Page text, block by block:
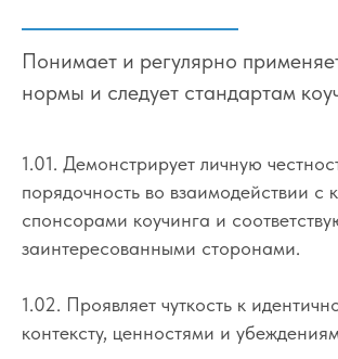
Понимает и регулярно
нормы и следует стандартам
1.01. Демонстрирует личную
порядочность во взаимодействии с
спонсорами коучинга и
заинтересованными сторонами.
1.02. Проявляет чуткость к
контексту, ценностями и